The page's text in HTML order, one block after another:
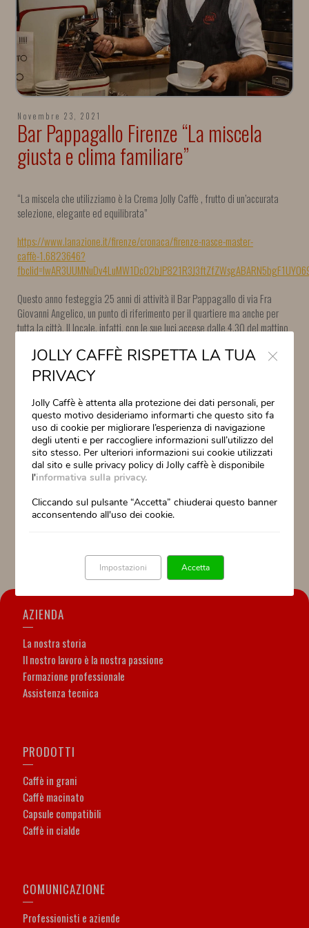
Novembre 23, 2021
Bar Pappagallo Firenze “La miscela
giusta e clima familiare”
“La miscela che utilizziamo è la Crema Jolly Caffè , frutto di un’accurata
selezione, elegante ed equilibrata”
https://www.lanazione.it/firenze/cronaca/firenze-nasce-master-
caffè-1.6823646?
Questo anno festeggia 25 anni di attività il Bar Pappagallo di via Fra
Giovanni Angelico, un punto di riferimento per il quartiere ma anche per
tutta la città. Il locale, infatti, con le sue luci accese dalle 4.30 del mattino
accolto da Andrea, Devy, Luigi, Nereo, Pier Francesco e Roberto, i sei
titolari del Bar Pappagallo che, insieme ai loro sette dipendenti, hanno
sempre un sorriso e una battuta pronta per tutti. “E’ stata dura andare
avanti – spiega Nereo, uno dei titolari – ma non possiamo lamentarci.
Rispetto al centro storico abbiamo comunque continuato a lavorare. Ci
auguriamo con la primavera di tornare ai numeri pre-covid”.
Il bar famoso per la colazione all’italiana si è specializzato anche nel corso
degli anni nel rito dell’aperitivo. “Il tutto – prosegue – naturalmente nella
massima sicurezza e rispetto delle norme”. Sul segreto per un caffè unico i
titolari non hanno nessun dubbio. “La miscela che utilizziamo è la Crema
Jolly Caffè (azienda fiorentina), frutto di un’accurata selezione, elegante
AZIENDA
La nostra storia
Il nostro lavoro è la nostra passione
Formazione professionale
Assistenza tecnica
PRODOTTI
Caffè in grani
Caffè macinato
Capsule compatibili
Caffè in cialde
COMUNICAZIONE
Professionisti e aziende
JOLLY CAFFÈ RISPETTA LA TUA
PRIVACY
Jolly Caffè è attenta alla protezione dei dati personali, per
questo motivo desideriamo informarti che questo sito fa
uso di cookie per migliorare l’esperienza di navigazione
degli utenti e per raccogliere informazioni sull’utilizzo del
sito stesso. Per ulteriori informazioni sui cookie utilizzati
dal sito e sulle privacy policy di Jolly caffè è disponibile
l'informativa sulla privacy.
Cliccando sul pulsante “Accetta” chiuderai questo banner
acconsentendo all'uso dei cookie.
Accetta
Impostazioni